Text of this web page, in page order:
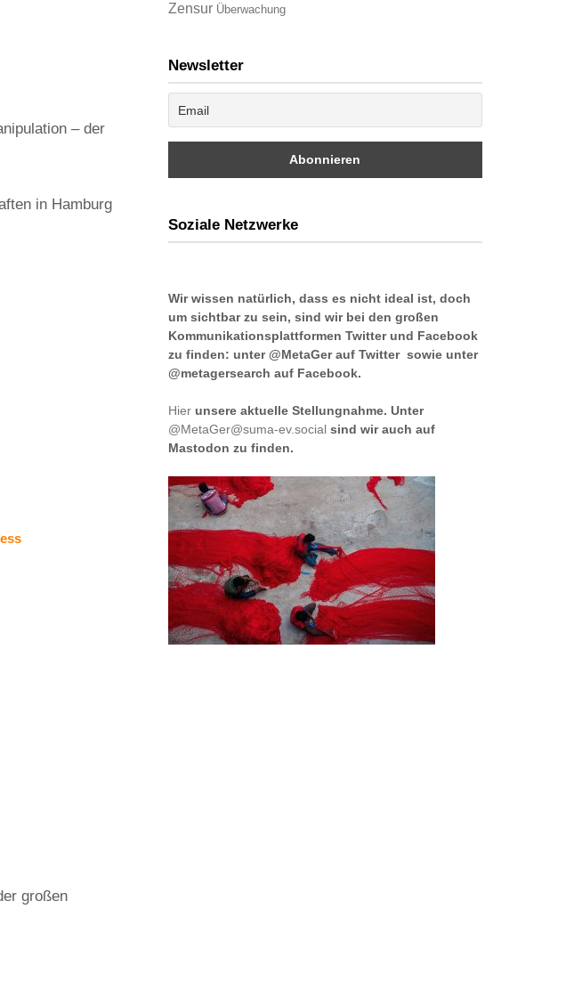
– der
in Hamburg
großen
Zensur Überwachung
Newsletter
Soziale Netzwerke
Wir wissen natürlich, dass es nicht ideal ist, doch
um sichtbar zu sein, sind wir bei den großen
Kommunikationsplattformen Twitter und Facebook
zu finden: unter @MetaGer auf Twitter sowie unter
@metagersearch auf Facebook.
Hierunsere aktuelle Stellungnahme. Unter
@MetaGer@suma-ev.socialsind wir auch auf
Mastodon zu finden.